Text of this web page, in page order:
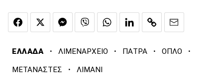
ΕΛΛΑΔΑ · ΛΙΜΕΝΑΡΧΕΙΟ · ΠΑΤΡΑ · ΟΠΛΟ ·
ΜΕΤΑΝΑΣΤΕΣ · ΛΙΜΑΝΙ